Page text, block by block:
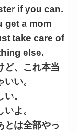
if you can.
get a mom
take care of
else.
ど、これ本当
い。
。
よ。
とは全部やっ